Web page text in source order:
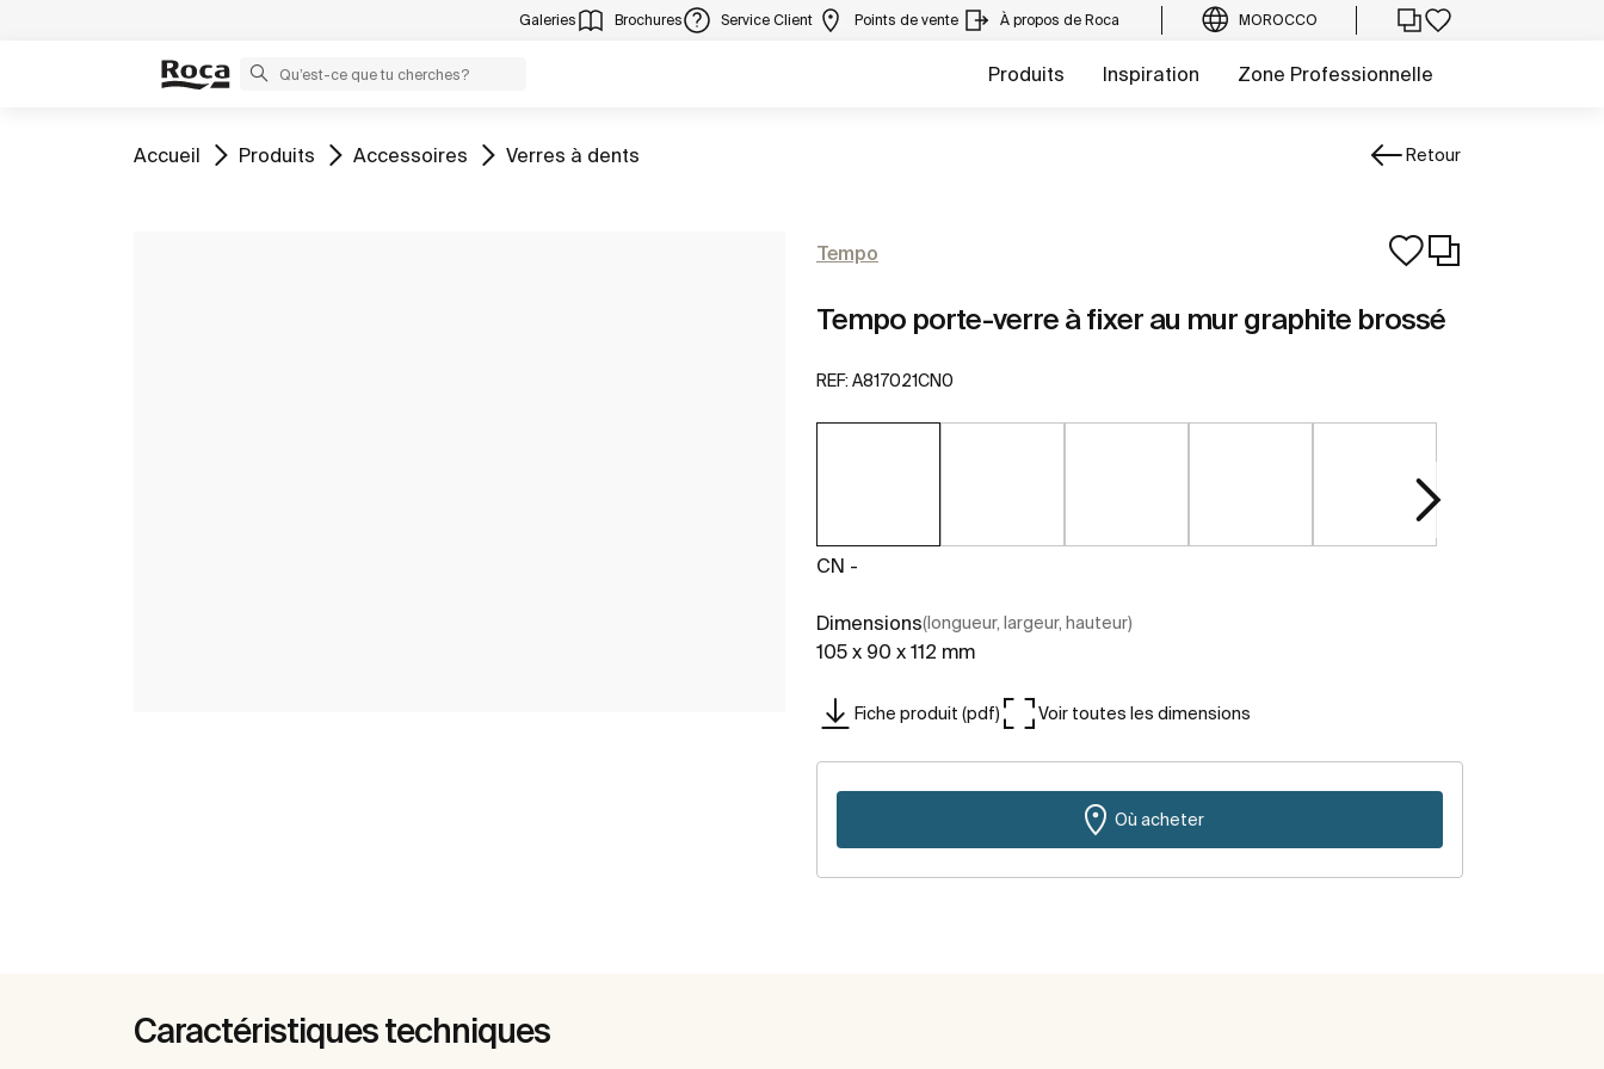
Galeries Brochures Service Client Points de vente À propos de Roca MOROCCO
Produits Inspiration Zone Professionnelle
Aller à
Accueil Aller à
Produits Aller à
Accessoires Aller à
Verres à dents Retour
Tempo
Tempo porte-verre à fixer au mur graphite brossé
REF: A817021CN0
CN -
Dimensions(longueur, largeur, hauteur)
105 x 90 x 112 mm
Fiche produit (pdf) Voir toutes les dimensions
Où acheter
Caractéristiques techniques